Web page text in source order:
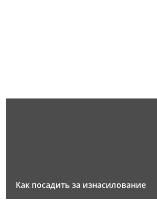
Как посадить за изнасилование